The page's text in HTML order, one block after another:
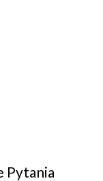
Pytania